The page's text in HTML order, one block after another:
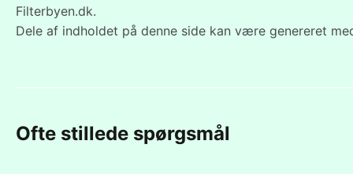
Filterbyen.dk.
Dele af indholdet på denne side kan være genereret
Ofte stillede spørgsmål